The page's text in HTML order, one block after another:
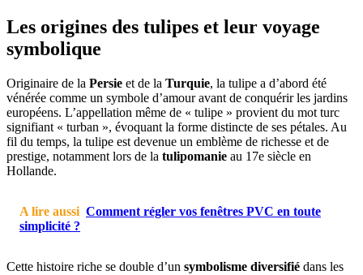
Les origines des tulipes et leur voyage
symbolique
Originaire de la Persie et de la Turquie, la tulipe a d’abord été
vénérée comme un symbole d’amour avant de conquérir les jardins
européens. L’appellation même de « tulipe » provient du mot turc
signifiant « turban », évoquant la forme distincte de ses pétales. Au
fil du temps, la tulipe est devenue un emblème de richesse et de
prestige, notamment lors de la tulipomanie au 17e siècle en
Hollande.
A lire aussi Comment régler vos fenêtres PVC en toute
simplicité ?
Cette histoire riche se double d’un symbolisme diversifié dans les